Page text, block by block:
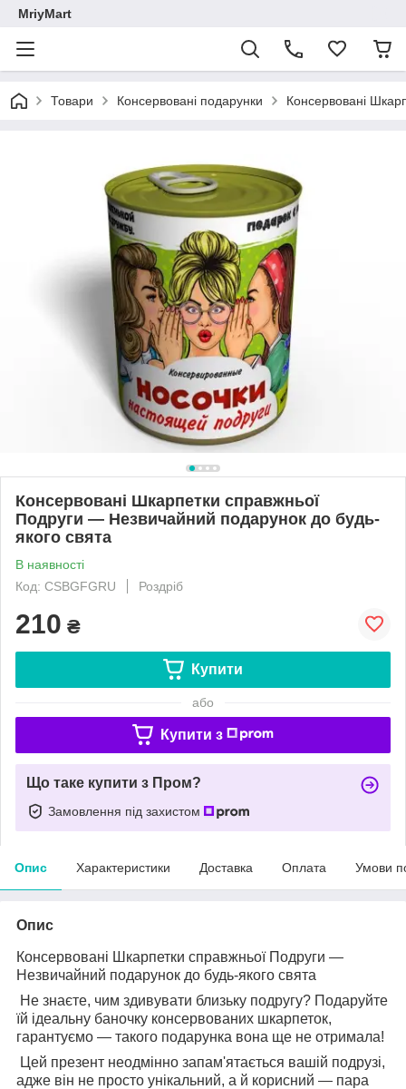
MriyMart
Товари Консервовані подарунки Консервовані
Консервовані Шкарпетки справжньої
Подруги — Незвичайний подарунок до будь-
якого свята
В наявності
Код: CSBGFGRU
Роздріб
210 ₴
Купити
або
Купити з
Що таке купити з Пром?
Замовлення під захистом
Опис Характеристики Доставка Оплата Умови
Опис
Консервовані Шкарпетки справжньої Подруги —
Незвичайний подарунок до будь-якого свята
Не знаєте, чим здивувати близьку подругу? Подаруйте
їй ідеальну баночку консервованих шкарпеток,
гарантуємо — такого подарунка вона ще не отримала!
Цей презент неодмінно запам'ятається вашій подрузі,
адже він не просто унікальний, а й корисний — пара